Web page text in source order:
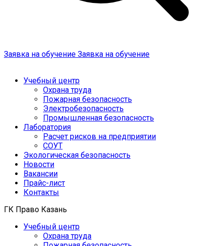
Заявка на обучение Заявка на обучение
Учебный центр
Охрана труда
Пожарная безопасность
Электробезопасность
Промышленная безопасность
Лаборатория
Расчет рисков на предприятии
СОУТ
Экологическая безопасность
Новости
Вакансии
Прайс-лист
Контакты
ГК Право Казань
Учебный центр
Охрана труда